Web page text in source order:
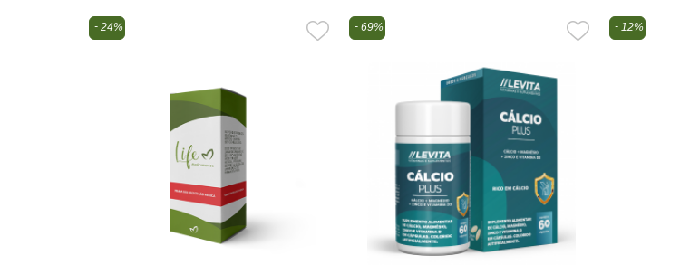
Antiflatulantes (gases) / cólicas
24% 69% 12%